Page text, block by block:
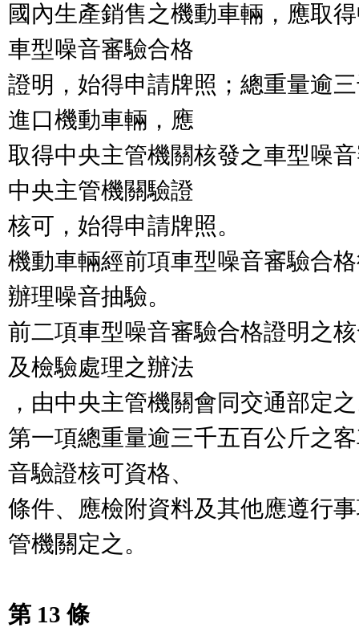
國內生產銷售之機動車輛，應取
車型噪音審驗合格
證明，始得申請牌照；總重量逾
進口機動車輛，應
取得中央主管機關核發之車型噪
中央主管機關驗證
核可，始得申請牌照。
機動車輛經前項車型噪音審驗合
辦理噪音抽驗。
前二項車型噪音審驗合格證明之
及檢驗處理之辦法
，由中央主管機關會同交通部定
第一項總重量逾三千五百公斤之
音驗證核可資格、
條件、應檢附資料及其他應遵行
管機關定之。
第 13 條